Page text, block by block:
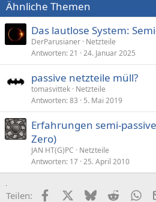
o
n
e
n
:
Ähnliche Themen
Das lautlose System:
DerParusianer Netzteile
Antworten 21 24. Januar 2025
passive netzteile müll?
tomasvittek Netzteile
Antworten 83 5. Mai 2019
Erfahrungen semi-
Zero)
JAN HT(G)PC
Netzteile
Antworten 17 25. April 2010
Teilen: FacebookX (Twitter)
BlueskyReddit